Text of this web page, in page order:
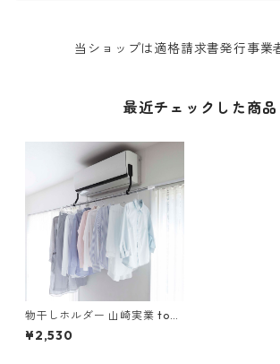
当ショップは適格請求書発行事業
最近チェックした商品
物干しホルダー 山崎実業 tow
er タワー フィルムフックエア
コン室内物干しポールホルダ
¥2,530